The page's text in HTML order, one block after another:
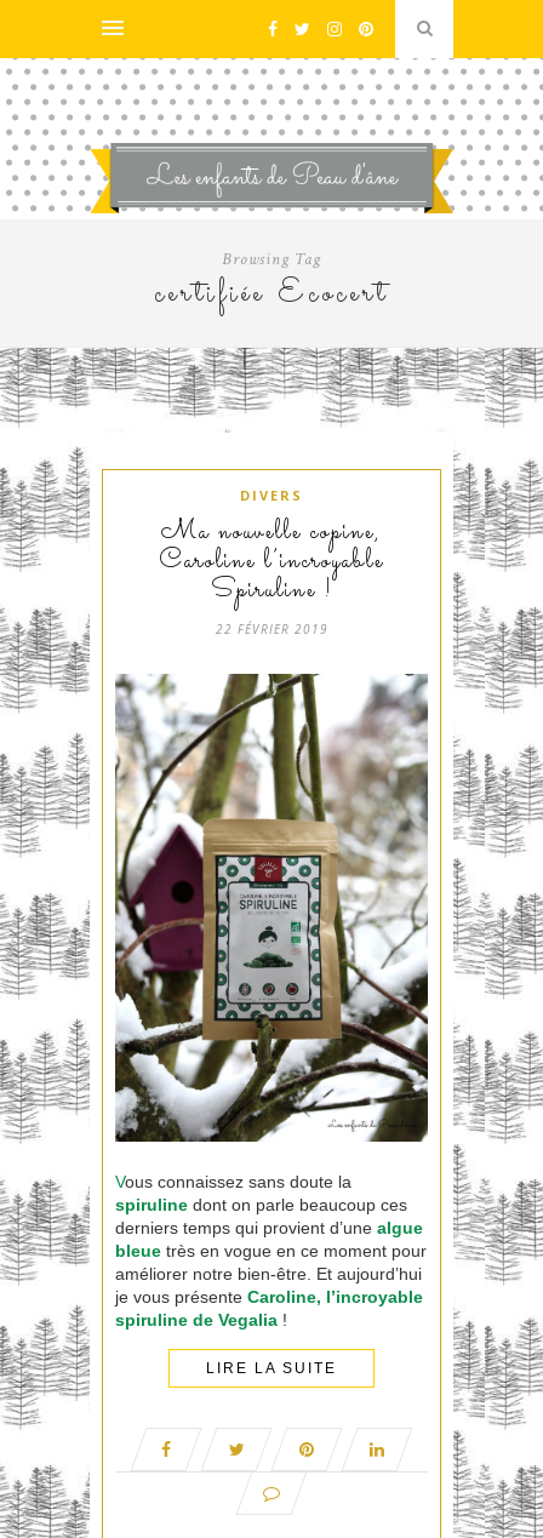
Browsing Tag
certifiée Ecocert
DIVERS
Ma nouvelle copine,
Caroline l’incroyable
Spiruline !
22 FÉVRIER 2019
Vous connaissez sans doute la
spiruline dont on parle beaucoup ces
derniers temps qui provient d’une algue
bleue très en vogue en ce moment pour
améliorer notre bien-être. Et aujourd’hui
je vous présente Caroline, l’incroyable
spiruline de Vegalia !
LIRE LA SUITE